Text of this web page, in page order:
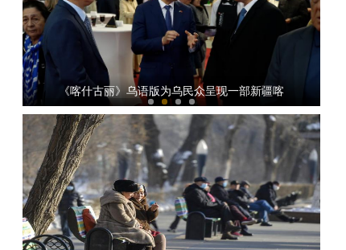
《喀什古丽》乌语版为乌民众呈现一部新疆喀